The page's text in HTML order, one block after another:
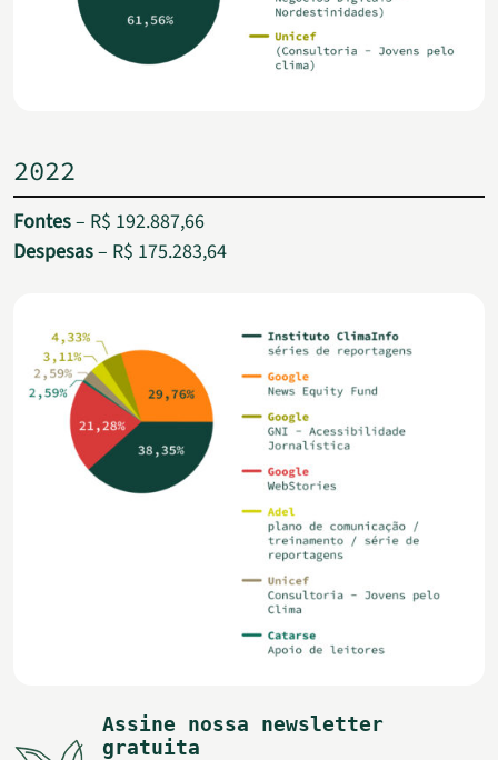
2022
Fontes– R$ 192.887,66
Despesas– R$ 175.283,64
Assine nossa newsletter
gratuita